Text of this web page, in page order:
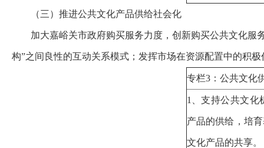
（三）推进公共文化产品供给社会化
加大嘉峪关市政府购买服务力度，创新购买公共文化
构”之间良性的互动关系模式；发挥市场在资源配置中的积
专栏3：公共文化
1、支持公共文化
产品的供给，培
文化产品的共享